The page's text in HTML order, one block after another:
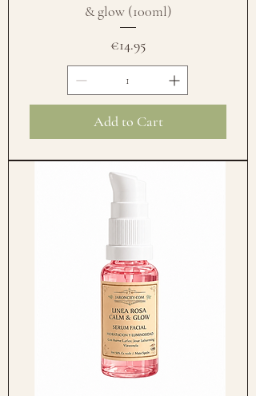
& glow (100ml)
Price
€14.95
Add to Cart